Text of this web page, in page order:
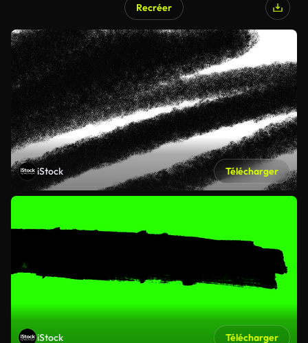
Recréer
iStock Télécharger
iStock Télécharger